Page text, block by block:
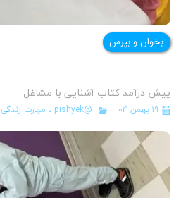
بخوان و بپرس
پیش درآمد کتاب آشنایی با مشاغل
۱۹ بهمن ۰۴ @pishyek ، مهارت زندگی